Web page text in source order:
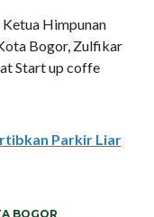
Himpunan
Bogor, Zulfikar
Start up coffe
Parkir Liar
BOGOR